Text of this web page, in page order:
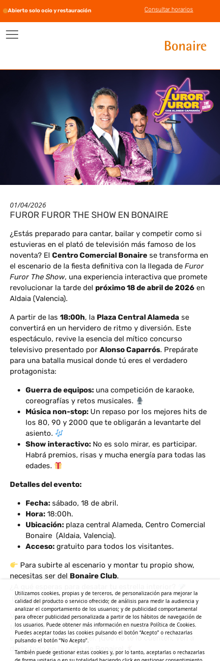
Abierto solo ocio y restauración Consultar horarios
01/04/2026
FUROR FUROR THE SHOW EN BONAIRE
¿Estás preparado para cantar, bailar y competir como si
estuvieras en el plató de televisión más famoso de los
noventa? El Centro Comercial Bonaire se transforma en
el escenario de la fiesta definitiva con la llegada de Furor
Furor The Show, una experiencia interactiva que promete
revolucionar la tarde del próximo 18 de abril de 2026 en
Aldaia (Valencia).
A partir de las 18:00h, la Plaza Central Alameda se
convertirá en un hervidero de ritmo y diversión. Este
espectáculo, revive la esencia del mítico concurso
televisivo presentado por Alonso Caparrós. Prepárate
para una batalla musical donde tú eres el verdadero
protagonista:
Guerra de equipos: una competición de karaoke,
coreografías y retos musicales.
Música non-stop: Un repaso por los mejores hits de
los 80, 90 y 2000 que te obligarán a levantarte del
asiento.
Show interactivo: No es solo mirar, es participar.
Habrá premios, risas y mucha energía para todas las
edades.
Detalles del evento:
Fecha: sábado, 18 de abril.
Hora: 18:00h.
Ubicación: plaza central Alameda, Centro Comercial
Bonaire (Aldaia, Valencia).
Acceso: gratuito para todos los visitantes.
Para subirte al escenario y montar tu propio show,
necesitas ser del Bonaire Club.
Regístrateya y ven a darlo todo!
Ven a disfrutar de una jornada de compras diferente y
termina la tarde con el subidón de adrenalina que solo
este show puede ofrecer. ¡Que no te lo cuenten, ven a
darlo todo en la pista de Bonaire!
Utilizamos cookies, propias y de terceros, de personalización para mejorar la
calidad del producto o servicio ofrecido; de análisis para medir la audiencia y
analizar el comportamiento de los usuarios; y de publicidad comportamental
para ofrecer publicidad personalizada a partir de los hábitos de navegación de
los usuarios. Puede obtener más información en nuestra Política de Cookies.
Puedes aceptar todas las cookies pulsando el botón “Acepto” o rechazarlas
pulsando el botón “No Acepto”.
También puede gestionar estas cookies y, por lo tanto, aceptarlas o rechazarlas